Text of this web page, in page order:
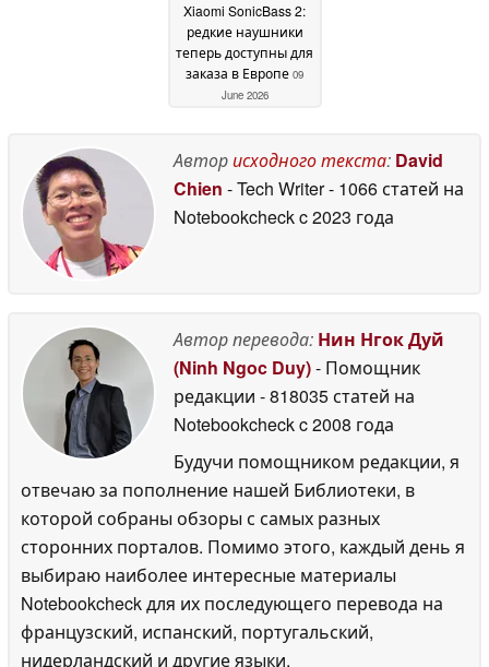
Xiaomi SonicBass 2:
редкие наушники
теперь доступны для
заказа в Европе 09
June 2026
Авторисходного текста: David
Chien - Tech Writer- 1066 статей на
Notebookcheckc 2023 года
Автор перевода: Нин Нгок Дуй
(Ninh Ngoc Duy)- Помощник
редакции - 818035 статей на
Notebookcheckc 2008 года
Будучи помощником редакции, я
отвечаю за пополнение нашей Библиотеки, в
которой собраны обзоры с самых разных
сторонних порталов. Помимо этого, каждый день я
выбираю наиболее интересные материалы
Notebookcheck для их последующего перевода на
французский, испанский, португальский,
нидерландский и другие языки.